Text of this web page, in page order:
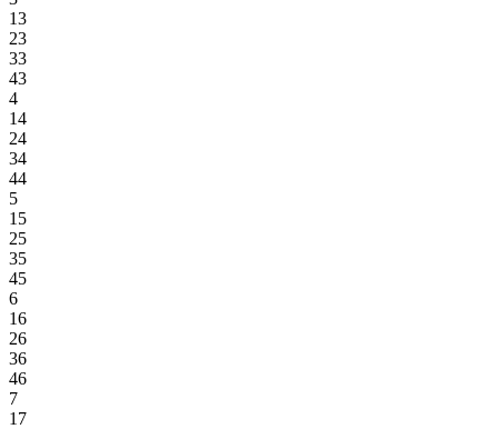
13
23
33
43
4
14
24
34
44
5
15
25
35
45
6
16
26
36
46
7
17